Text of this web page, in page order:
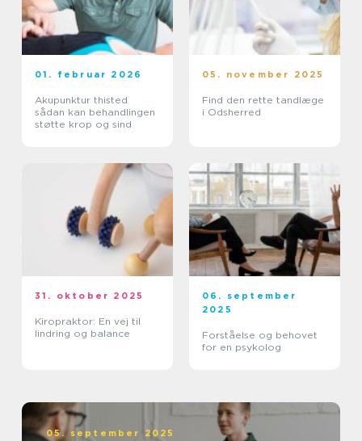
01. februar 2026
Akupunktur thisted
sådan kan behandlingen
støtte krop og sind
05. november 2025
Find den rette tandlæge
i Odsherred
31. oktober 2025
Kiropraktor: En vej til
lindring og balance
06. september
2025
Forståelse og behovet
for en psykolog
05. september 2025